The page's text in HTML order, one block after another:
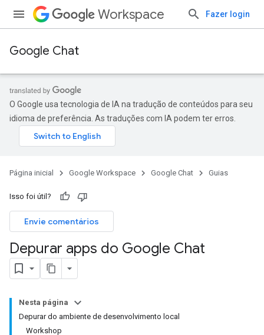
Workspace Fazer login
Google Chat
O Google usa tecnologia de IA na tradução de conteúdos para seu
idioma de preferência. As traduções com IA podem ter erros.
Página inicial Google Workspace Google Chat Guias
Isso foi útil?
Envie comentários
Depurar apps do Google Chat
Nesta página
Depurar do ambiente de desenvolvimento local
Workshop